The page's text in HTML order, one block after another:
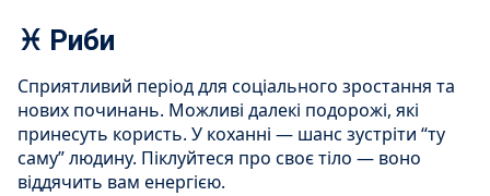
♓ Риби
Сприятливий період для соціального зростання та
нових починань. Можливі далекі подорожі, які
принесуть користь. У коханні — шанс зустріти “ту
саму” людину. Піклуйтеся про своє тіло — воно
віддячить вам енергією.